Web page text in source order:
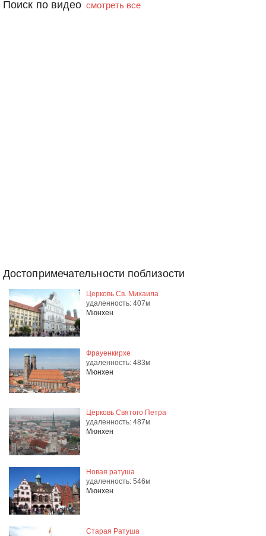
Поиск по видео смотреть все
Достопримечательности поблизости
Церковь Св. Михаила
удаленность: 407м
Мюнхен
Фрауенкирхе
удаленность: 483м
Мюнхен
Церковь Святого Петра
удаленность: 487м
Мюнхен
Новая ратуша
удаленность: 546м
Мюнхен
Старая Ратуша